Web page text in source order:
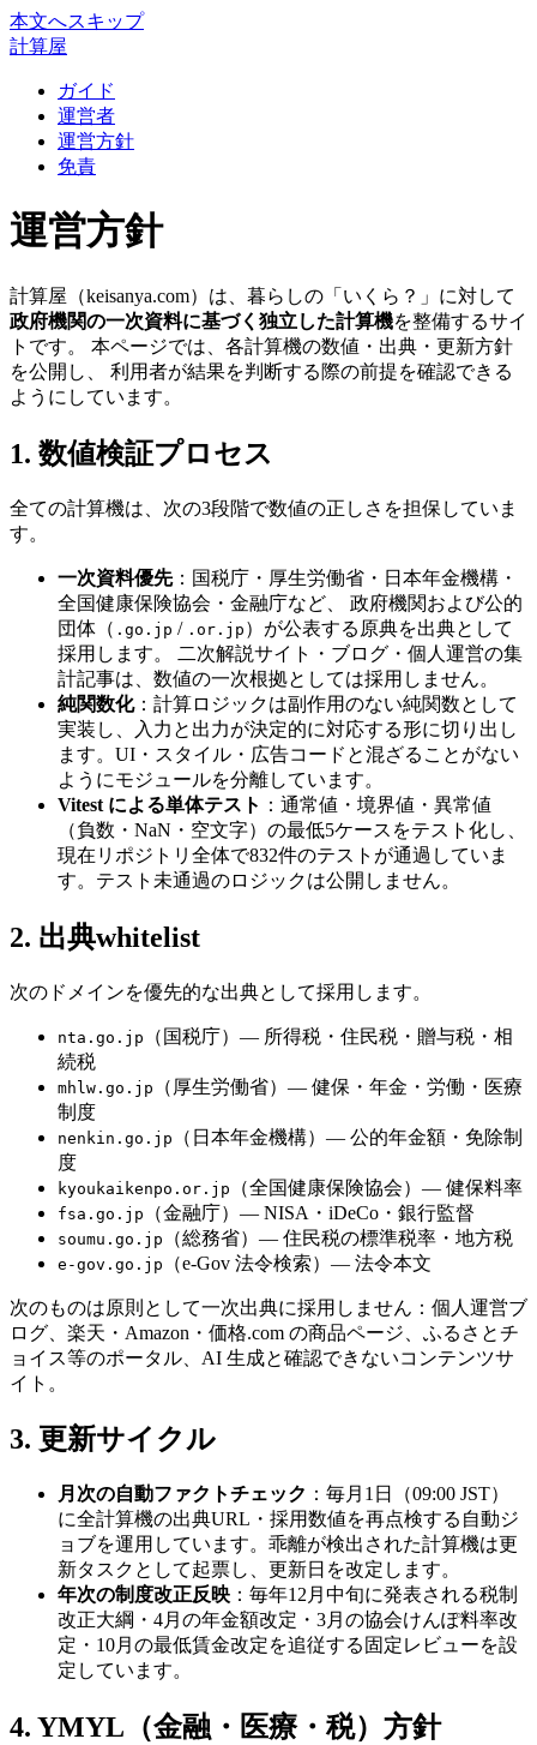
本文へスキップ
計算屋
ガイド
運営者
運営方針
免責
運営方針
計算屋（keisanya.com）は、暮らしの「いくら？」に対して
政府機関の一次資料に基づく独立した計算機を整備するサイ
トです。 本ページでは、各計算機の数値・出典・更新方針
を公開し、 利用者が結果を判断する際の前提を確認できる
ようにしています。
1. 数値検証プロセス
全ての計算機は、次の3段階で数値の正しさを担保していま
す。
一次資料優先：国税庁・厚生労働省・日本年金機構・
全国健康保険協会・金融庁など、 政府機関および公的
団体（ .go.jp / .or.jp ）が公表する原典を出典として
採用します。 二次解説サイト・ブログ・個人運営の集
計記事は、数値の一次根拠としては採用しません。
純関数化：計算ロジックは副作用のない純関数として
実装し、入力と出力が決定的に対応する形に切り出し
ます。UI・スタイル・広告コードと混ざることがない
ようにモジュールを分離しています。
Vitest による単体テスト ：通常値・境界値・異常値
（負数・NaN・空文字）の最低5ケースをテスト化し、
現在リポジトリ全体で832件のテストが通過していま
す。テスト未通過のロジックは公開しません。
2. 出典whitelist
次のドメインを優先的な出典として採用します。
nta.go.jp
（国税庁）— 所得税・住民税・贈与税・相
続税
mhlw.go.jp
（厚生労働省）— 健保・年金・労働・医療
制度
nenkin.go.jp
（日本年金機構）— 公的年金額・免除制
度
kyoukaikenpo.or.jp （全国健康保険協会）— 健保料率
fsa.go.jp （金融庁）— NISA・iDeCo・銀行監督
soumu.go.jp （総務省）— 住民税の標準税率・地方税
e-gov.go.jp （e-Gov 法令検索）— 法令本文
次のものは原則として一次出典に採用しません：個人運営ブ
ログ、楽天・Amazon・価格.com の商品ページ、ふるさとチ
ョイス等のポータル、AI 生成と確認できないコンテンツサ
イト。
3. 更新サイクル
月次の自動ファクトチェック ：毎月1日（09:00 JST）
に全計算機の出典URL・採用数値を再点検する自動ジ
ョブを運用しています。乖離が検出された計算機は更
新タスクとして起票し、更新日を改定します。
年次の制度改正反映 ：毎年12月中旬に発表される税制
改正大綱・4月の年金額改定・3月の協会けんぽ料率改
定・10月の最低賃金改定を追従する固定レビューを設
定しています。
4. YMYL（金融・医療・税）方針